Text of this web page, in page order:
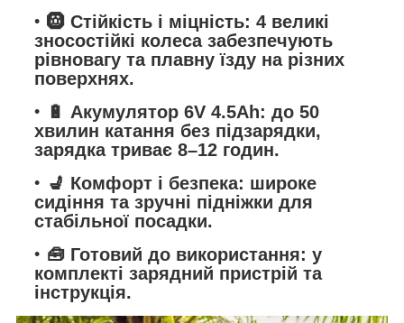
🛞 Стійкість і міцність: 4 великі
зносостійкі колеса забезпечують
рівновагу та плавну їзду на різних
поверхнях.
🔋 Акумулятор 6V 4.5Ah: до 50
хвилин катання без підзарядки,
зарядка триває 8–12 годин.
💺 Комфорт і безпека: широке
сидіння та зручні підніжки для
стабільної посадки.
🧰 Готовий до використання: у
комплекті зарядний пристрій та
інструкція.